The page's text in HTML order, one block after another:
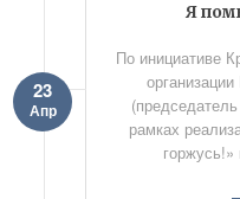
Я
23
Апр
По инициативе
рамках